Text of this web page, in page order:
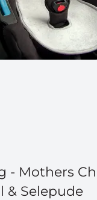
Mothers
& Selepude